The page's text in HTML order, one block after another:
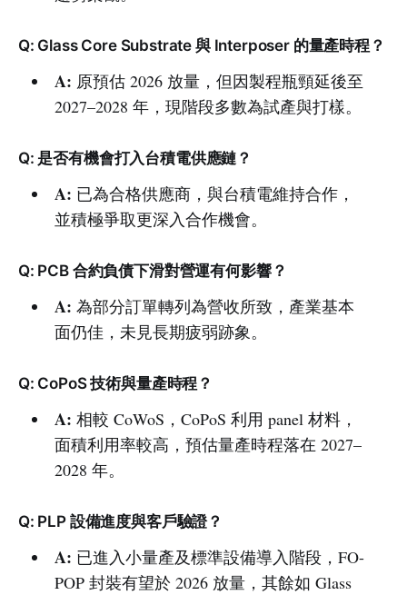
Q: Glass Core Substrate 與 Interposer 的量產時程？
A: 原預估 2026 放量，但因製程瓶頸延後至
2027–2028 年，現階段多數為試產與打樣。
Q: 是否有機會打入台積電供應鏈？
A: 已為合格供應商，與台積電維持合作，
並積極爭取更深入合作機會。
Q: PCB 合約負債下滑對營運有何影響？
A: 為部分訂單轉列為營收所致，產業基本
面仍佳，未見長期疲弱跡象。
Q: CoPoS 技術與量產時程？
A: 相較 CoWoS，CoPoS 利用 panel 材料，
面積利用率較高，預估量產時程落在 2027–
2028 年。
Q: PLP 設備進度與客戶驗證？
A: 已進入小量產及標準設備導入階段，FO-
POP 封裝有望於 2026 放量，其餘如 Glass